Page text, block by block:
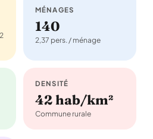
MÉNAGES
140
2,37 pers. / ménage
DENSITÉ
42 hab/km²
Commune rurale